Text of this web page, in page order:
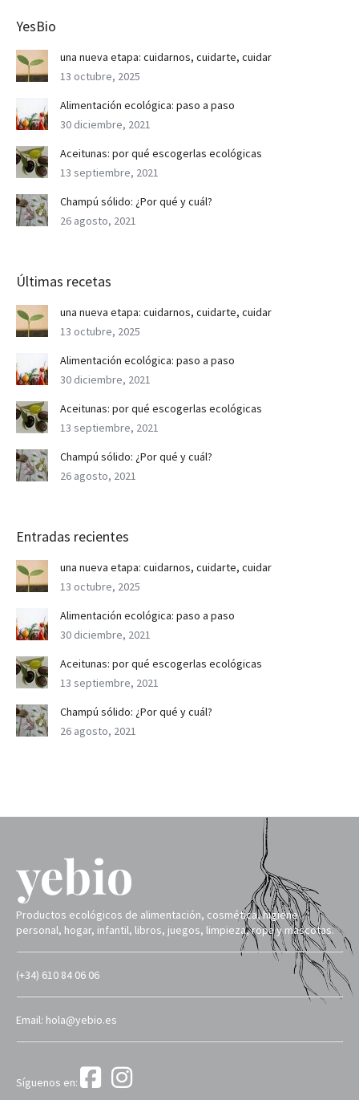
YesBio
una nueva etapa: cuidarnos, cuidarte, cuidar
13 octubre, 2025
Alimentación ecológica: paso a paso
30 diciembre, 2021
Aceitunas: por qué escogerlas ecológicas
13 septiembre, 2021
Champú sólido: ¿Por qué y cuál?
26 agosto, 2021
Últimas recetas
una nueva etapa: cuidarnos, cuidarte, cuidar
13 octubre, 2025
Alimentación ecológica: paso a paso
30 diciembre, 2021
Aceitunas: por qué escogerlas ecológicas
13 septiembre, 2021
Champú sólido: ¿Por qué y cuál?
26 agosto, 2021
Entradas recientes
una nueva etapa: cuidarnos, cuidarte, cuidar
13 octubre, 2025
Alimentación ecológica: paso a paso
30 diciembre, 2021
Aceitunas: por qué escogerlas ecológicas
13 septiembre, 2021
Champú sólido: ¿Por qué y cuál?
26 agosto, 2021
Productos ecológicos de alimentación, cosmética, higiene
personal, hogar, infantil, libros, juegos, limpieza, ropa y mascotas.
(+34) 610 84 06 06
Email: hola@yebio.es
Síguenos en: